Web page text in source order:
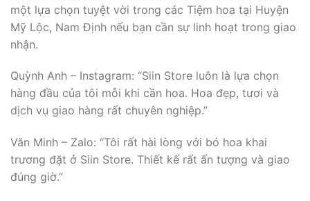
một lựa chọn tuyệt vời trong các Tiệm hoa tại Huyện
Mỹ Lộc, Nam Định nếu bạn cần sự linh hoạt trong giao
nhận.
Quỳnh Anh – Instagram: “Siin Store luôn là lựa chọn
hàng đầu của tôi mỗi khi cần hoa. Hoa đẹp, tươi và
dịch vụ giao hàng rất chuyên nghiệp.”
Văn Minh – Zalo: “Tôi rất hài lòng với bó hoa khai
trương đặt ở Siin Store. Thiết kế rất ấn tượng và giao
đúng giờ.”